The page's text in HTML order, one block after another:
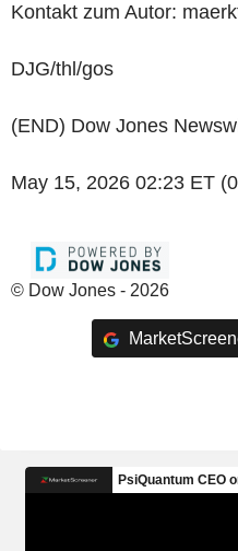
Kontakt zum Autor:
DJG/thl/gos
(END) Dow Jones
May 15, 2026 02:23 ET
© Dow Jones - 2026